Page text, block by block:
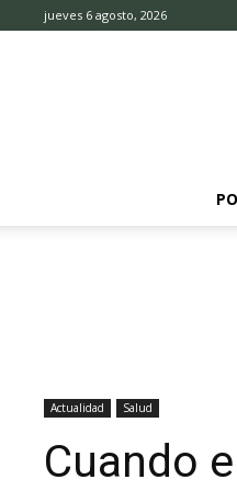
jueves 6 agosto, 2026
Actualidad Salud
Cuando